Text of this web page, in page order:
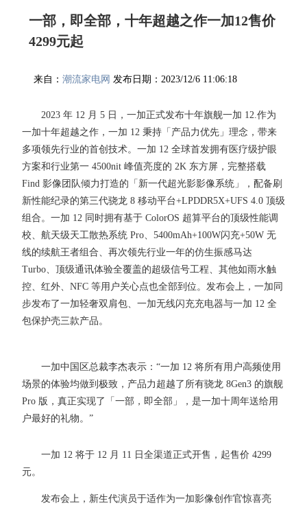
一部，即全部，十年超越之作一加12售价
4299元起
来自：潮流家电网 发布日期：2023/12/6 11:06:18
2023 年 12 月 5 日，一加正式发布十年旗舰一加 12.作为
一加十年超越之作，一加 12 秉持「产品力优先」理念，带来
多项领先行业的首创技术。一加 12 全球首发拥有医疗级护眼
方案和行业第一 4500nit 峰值亮度的 2K 东方屏，完整搭载
Find 影像团队倾力打造的「新一代超光影影像系统」，配备刷
新性能纪录的第三代骁龙 8 移动平台+LPDDR5X+UFS 4.0 顶级
组合。一加 12 同时拥有基于 ColorOS 超算平台的顶级性能调
校、航天级天工散热系统 Pro、5400mAh+100W闪充+50W 无
线的续航王者组合、再次领先行业一年的仿生振感马达
Turbo、顶级通讯体验全覆盖的超级信号工程、其他如雨水触
控、红外、NFC 等用户关心点也全部到位。发布会上，一加同
步发布了一加轻奢双肩包、一加无线闪充充电器与一加 12 全
包保护壳三款产品。
一加中国区总裁李杰表示：“一加 12 将所有用户高频使用
场景的体验均做到极致，产品力超越了所有骁龙 8Gen3 的旗舰
Pro 版，真正实现了「一部，即全部」，是一加十周年送给用
户最好的礼物。”
一加 12 将于 12 月 11 日全渠道正式开售，起售价 4299
元。
发布会上，新生代演员于适作为一加影像创作官惊喜亮